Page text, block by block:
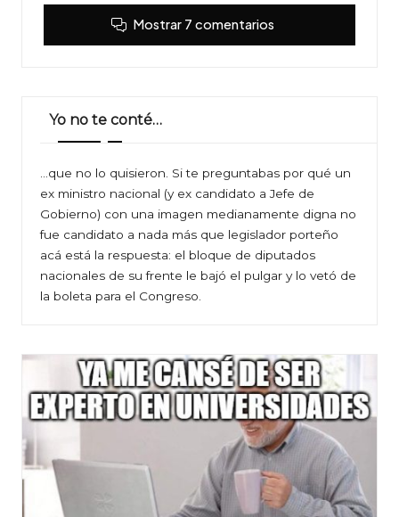
Mostrar 7 comentarios
Yo no te conté…
…que no lo quisieron. Si te preguntabas por qué un
ex ministro nacional (y ex candidato a Jefe de
Gobierno) con una imagen medianamente digna no
fue candidato a nada más que legislador porteño
acá está la respuesta: el bloque de diputados
nacionales de su frente le bajó el pulgar y lo vetó de
la boleta para el Congreso.